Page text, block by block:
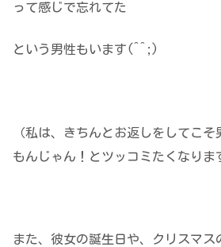
って感じで忘れてた
という男性もいます(^^;)
（私は、
きちんとお返しをしてこそ
もんじゃん！ とツッコミたくなりま
また、彼女の誕生日や、クリスマス